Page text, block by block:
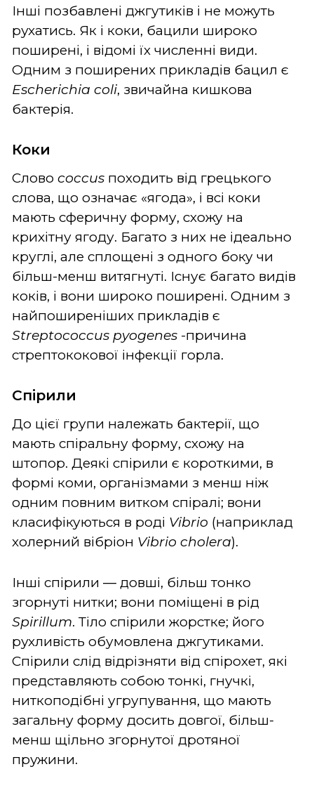
Інші позбавлені джгутиків і не можуть
рухатись. Як і коки, бацили широко
поширені, і відомі їх численні види.
Одним з поширених прикладів бацил є
Escherichia coli, звичайна кишкова
бактерія.
Коки
Слово coccus походить від грецького
слова, що означає «ягода», і всі коки
мають сферичну форму, схожу на
крихітну ягоду. Багато з них не ідеально
круглі, але сплощені з одного боку чи
більш-менш витягнуті. Існує багато видів
коків, і вони широко поширені. Одним з
найпоширеніших прикладів є
Streptococcus pyogenes -причина
стрептококової інфекції горла.
Спірили
До цієї групи належать бактерії, що
мають спіральну форму, схожу на
штопор. Деякі спірили є короткими, в
формі коми, організмами з менш ніж
одним повним витком спіралі; вони
класифікуються в роді Vibrio (наприклад
холерний вібріон Vibrio cholera).
Інші спірили ― довші, більш тонко
згорнуті нитки; вони поміщені в рід
Spirillum. Тіло спірили жорстке; його
рухливість обумовлена джгутиками.
Спірили слід відрізняти від спірохет, які
представляють собою тонкі, гнучкі,
ниткоподібні угрупування, що мають
загальну форму досить довгої, більш-
менш щільно згорнутої дротяної
пружини.